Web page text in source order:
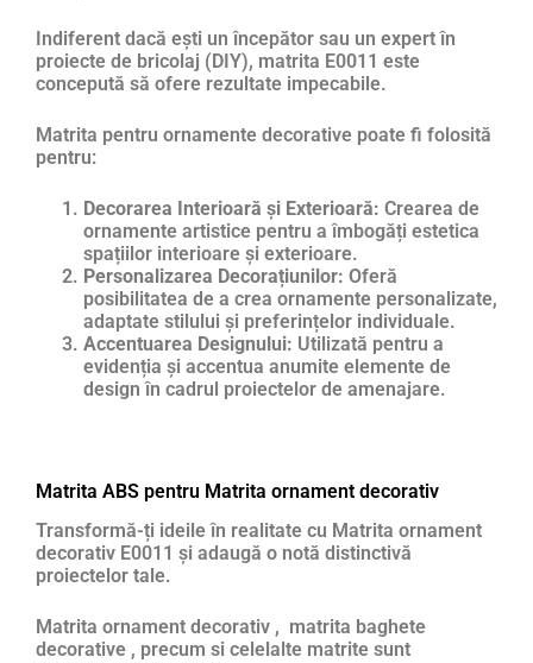
Indiferent dacă ești un începător sau un expert în
proiecte de bricolaj (DIY), matrita E0011 este
concepută să ofere rezultate impecabile.
Matrita pentru ornamente decorative poate fi folosită
pentru:
Decorarea Interioară și Exterioară: Crearea de
ornamente artistice pentru a îmbogăți estetica
spațiilor interioare și exterioare.
Personalizarea Decorațiunilor: Oferă
posibilitatea de a crea ornamente personalizate,
adaptate stilului și preferințelor individuale.
Accentuarea Designului: Utilizată pentru a
evidenția și accentua anumite elemente de
design în cadrul proiectelor de amenajare.
Matrita ABS pentru Matrita ornament decorativ
Transformă-ți ideile în realitate cu Matrita ornament
decorativ E0011 și adaugă o notă distinctivă
proiectelor tale.
Matrita ornament decorativ , matrita baghete
decorative , precum si celelalte matrite sunt